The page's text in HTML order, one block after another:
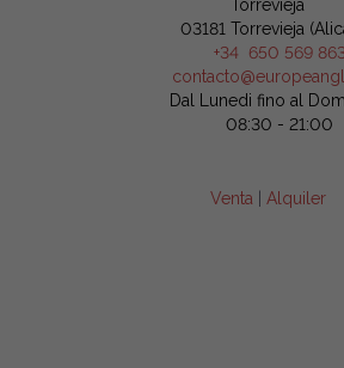
Torrevieja
03181 Torrevieja
+34 650 569
Dal Lunedi fino al
08:30 - 21:00
Venta| Alquiler